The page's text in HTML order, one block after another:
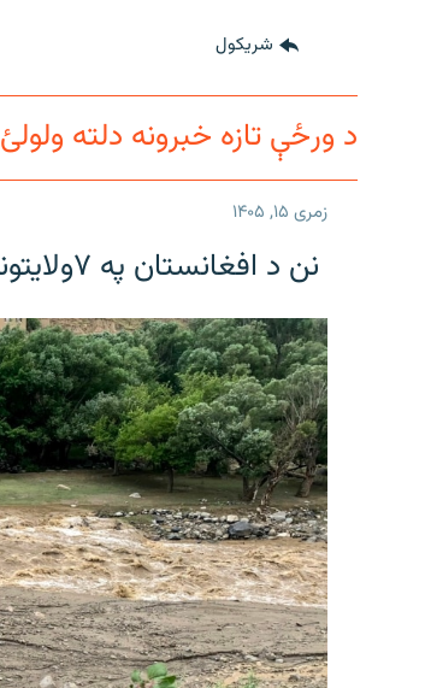
شريکول
د ورځې تازه خبرونه دلته ولولئ
زمری ۱۵, ۱۴۰۵
نن د افغانستان په ۷ولایتونو کې د تیز باران او سیلونو د راوتو اټکل شوی